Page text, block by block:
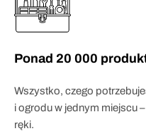
Ponad 20 000
Wszystko, czego
i ogrodu w jednym miejscu
ręki.